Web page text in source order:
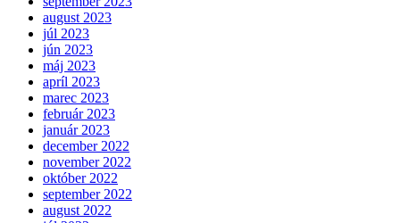
august 2023
júl 2023
jún 2023
máj 2023
apríl 2023
marec 2023
február 2023
január 2023
december 2022
november 2022
október 2022
september 2022
august 2022